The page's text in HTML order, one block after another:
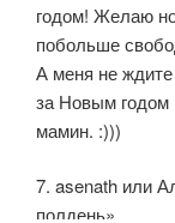
годом! Желаю
побольше
А меня не
за Новым годом
мамин. :)))
7. asenath или
полдень».